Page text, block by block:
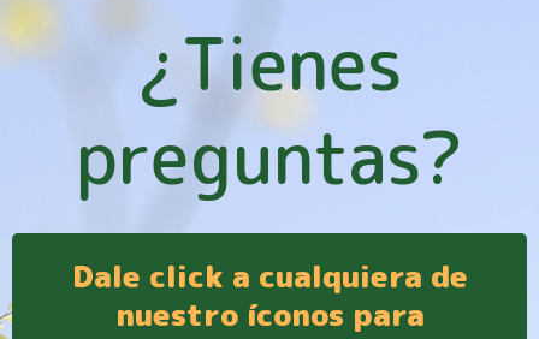
¿Tienes
preguntas?
Dale click a cualquiera de
nuestro íconos para